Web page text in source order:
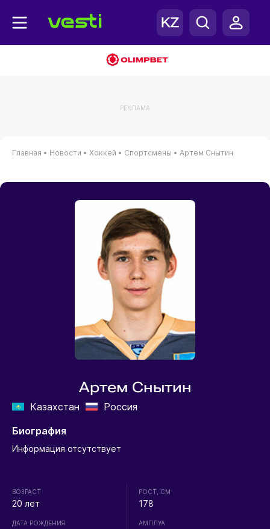
РЕКЛАМА
Главная • Новости • Хоккей • Спортсмены • Артем Снытин
Артем Снытин
Казахстан
Россия
Биография
Информация отсутствует
ВОЗРАСТ
20 лет
ДАТА РОЖДЕНИЯ
РОСТ, СМ
178
АМПЛУА